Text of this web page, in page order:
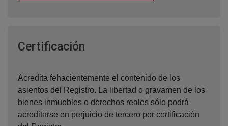
Certificación
Acredita fehacientemente el contenido de los
asientos del Registro. La libertad o gravamen de los
bienes inmuebles o derechos reales sólo podrá
acreditarse en perjuicio de tercero por certificación